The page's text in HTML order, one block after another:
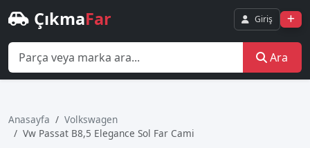
ÇıkmaFar Giriş
Ara
Anasayfa
Volkswagen
Vw Passat B8,5 Elegance Sol Far Cami